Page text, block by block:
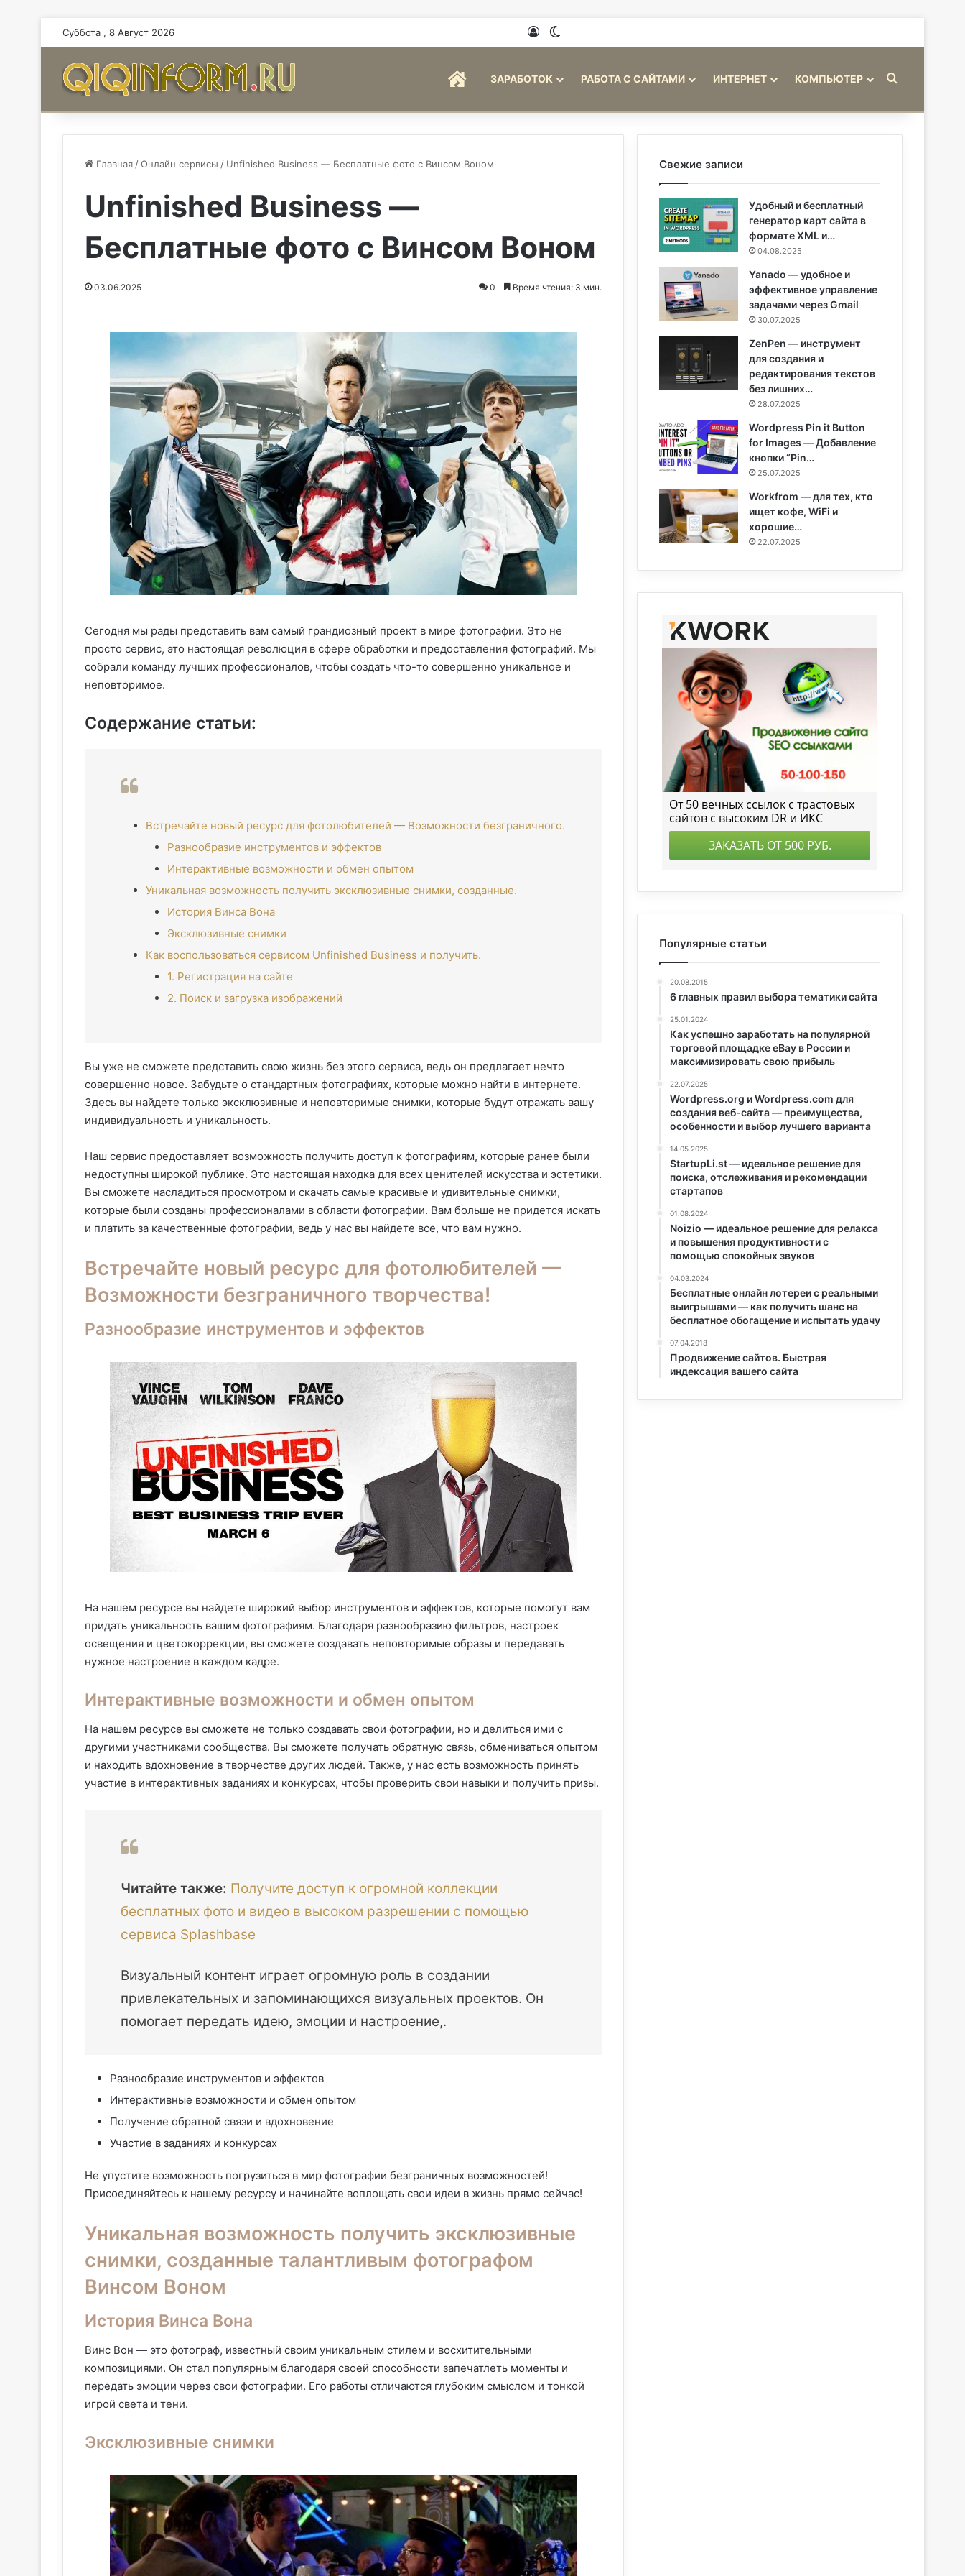
Суббота , 8 Август 2026 Войти
ГЛАВНАЯЗАРАБОТОК РАБОТА С САЙТАМИ ИНТЕРНЕТ КОМПЬЮТЕР
Главная /Онлайн сервисы / Unfinished Business — Бесплатные фото с Винсом Воном
Unfinished Business —
Бесплатные фото с Винсом Воном
03.06.2025 0 Время чтения: 3 мин.
Сегодня мы рады представить вам самый грандиозный проект в мире фотографии. Это не
просто сервис, это настоящая революция в сфере обработки и предоставления фотографий. Мы
собрали команду лучших профессионалов, чтобы создать что-то совершенно уникальное и
неповторимое.
Содержание статьи:
Встречайте новый ресурс для фотолюбителей — Возможности безграничного.
Разнообразие инструментов и эффектов
Интерактивные возможности и обмен опытом
Уникальная возможность получить эксклюзивные снимки, созданные.
История Винса Вона
Эксклюзивные снимки
Как воспользоваться сервисом Unfinished Business и получить.
1. Регистрация на сайте
2. Поиск и загрузка изображений
Вы уже не сможете представить свою жизнь без этого сервиса, ведь он предлагает нечто
совершенно новое. Забудьте о стандартных фотографиях, которые можно найти в интернете.
Здесь вы найдете только эксклюзивные и неповторимые снимки, которые будут отражать вашу
индивидуальность и уникальность.
Наш сервис предоставляет возможность получить доступ к фотографиям, которые ранее были
недоступны широкой публике. Это настоящая находка для всех ценителей искусства и эстетики.
Вы сможете насладиться просмотром и скачать самые красивые и удивительные снимки,
которые были созданы профессионалами в области фотографии. Вам больше не придется искать
и платить за качественные фотографии, ведь у нас вы найдете все, что вам нужно.
Встречайте новый ресурс для фотолюбителей —
Возможности безграничного творчества!
Разнообразие инструментов и эффектов
На нашем ресурсе вы найдете широкий выбор инструментов и эффектов, которые помогут вам
придать уникальность вашим фотографиям. Благодаря разнообразию фильтров, настроек
освещения и цветокоррекции, вы сможете создавать неповторимые образы и передавать
нужное настроение в каждом кадре.
Интерактивные возможности и обмен опытом
На нашем ресурсе вы сможете не только создавать свои фотографии, но и делиться ими с
другими участниками сообщества. Вы сможете получать обратную связь, обмениваться опытом
и находить вдохновение в творчестве других людей. Также, у нас есть возможность принять
участие в интерактивных заданиях и конкурсах, чтобы проверить свои навыки и получить призы.
Читайте также: Получите доступ к огромной коллекции
бесплатных фото и видео в высоком разрешении с помощью
сервиса Splashbase
Визуальный контент играет огромную роль в создании
привлекательных и запоминающихся визуальных проектов. Он
помогает передать идею, эмоции и настроение,.
Разнообразие инструментов и эффектов
Интерактивные возможности и обмен опытом
Получение обратной связи и вдохновение
Участие в заданиях и конкурсах
Не упустите возможность погрузиться в мир фотографии безграничных возможностей!
Присоединяйтесь к нашему ресурсу и начинайте воплощать свои идеи в жизнь прямо сейчас!
Уникальная возможность получить эксклюзивные
снимки, созданные талантливым фотографом
Винсом Воном
История Винса Вона
Винс Вон — это фотограф, известный своим уникальным стилем и восхитительными
композициями. Он стал популярным благодаря своей способности запечатлеть моменты и
передать эмоции через свои фотографии. Его работы отличаются глубоким смыслом и тонкой
игрой света и тени.
Эксклюзивные снимки
Свежие записи
Удобный и бесплатный
генератор карт сайта в
формате XML и…
04.08.2025
Yanado — удобное и
эффективное управление
задачами через Gmail
30.07.2025
ZenPen — инструмент
для создания и
редактирования текстов
без лишних…
28.07.2025
Wordpress Pin it Button
for Images — Добавление
кнопки “Pin…
25.07.2025
Workfrom — для тех, кто
ищет кофе, WiFi и
хорошие…
22.07.2025
Популярные статьи
20.08.2015
6 главных правил выбора тематики сайта
25.01.2024
Как успешно заработать на популярной
торговой площадке eBay в России и
максимизировать свою прибыль
22.07.2025
Wordpress.org и Wordpress.com для
создания веб-сайта — преимущества,
особенности и выбор лучшего варианта
14.05.2025
StartupLi.st — идеальное решение для
поиска, отслеживания и рекомендации
стартапов
01.08.2024
Noizio — идеальное решение для релакса
и повышения продуктивности с
помощью спокойных звуков
04.03.2024
Бесплатные онлайн лотереи с реальными
выигрышами — как получить шанс на
бесплатное обогащение и испытать удачу
07.04.2018
Продвижение сайтов. Быстрая
индексация вашего сайта